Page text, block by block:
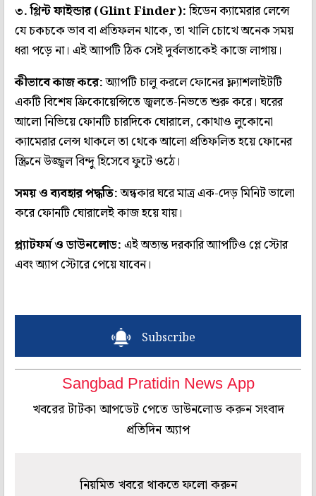
৩. গ্লিন্ট ফাইন্ডার (Glint Finder):হিডেন ক্যামেরার লেন্সে
যে চকচকে ভাব বা প্রতিফলন থাকে, তা খালি চোখে অনেক সময়
ধরা পড়ে না। এই অ্যাপটি ঠিক সেই দুর্বলতাকেই কাজে লাগায়।
কীভাবে কাজ করে:অ্যাপটি চালু করলে ফোনের ফ্ল্যাশলাইটটি
একটি বিশেষ ফ্রিকোয়েন্সিতে জ্বলতে-নিভতে শুরু করে। ঘরের
আলো নিভিয়ে ফোনটি চারদিকে ঘোরালে, কোথাও লুকোনো
ক্যামেরার লেন্স থাকলে তা থেকে আলো প্রতিফলিত হয়ে ফোনের
স্ক্রিনে উজ্জ্বল বিন্দু হিসেবে ফুটে ওঠে।
সময় ও ব্যবহার পদ্ধতি:অন্ধকার ঘরে মাত্র এক-দেড় মিনিট ভালো
করে ফোনটি ঘোরালেই কাজ হয়ে যায়।
প্ল্যাটফর্ম ও ডাউনলোড:এই অত্যন্ত দরকারি অ্যাপটিও প্লে স্টোর
এবং অ্যাপ স্টোরে পেয়ে যাবেন।
Subscribe
Sangbad Pratidin News App
খবরের টাটকা আপডেট পেতে ডাউনলোড করুন সংবাদ
প্রতিদিন অ্যাপ
নিয়মিত খবরে থাকতে ফলো করুন